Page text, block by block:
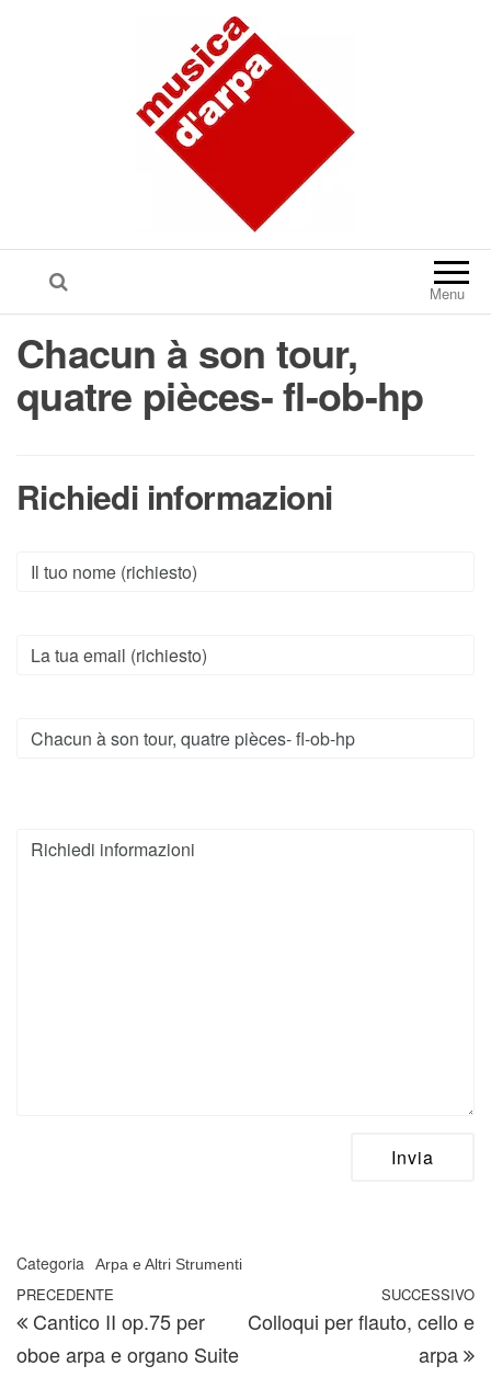
Menu
Chacun à son tour,
quatre pièces- fl-ob-hp
Richiedi informazioni
Categoria Arpa e Altri Strumenti
Navigazione articoli
Articolo precedente
PRECEDENTE
Cantico II op.75 per
oboe arpa e organo Suite
SUCCESSIVO
Colloqui per flauto, cello e
arpa